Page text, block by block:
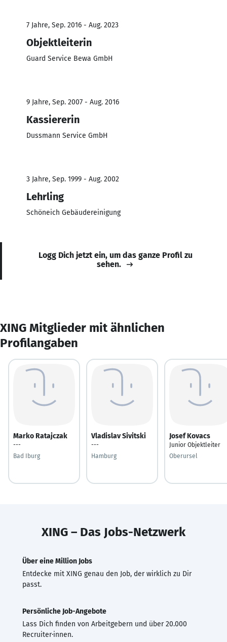
7 Jahre, Sep. 2016 - Aug. 2023
Objektleiterin
Guard Service Bewa GmbH
9 Jahre, Sep. 2007 - Aug. 2016
Kassiererin
Dussmann Service GmbH
3 Jahre, Sep. 1999 - Aug. 2002
Lehrling
Schöneich Gebäudereinigung
Logg Dich jetzt ein, um das ganze Profil zu
sehen.
XING Mitglieder mit ähnlichen
Profilangaben
Marko Ratajczak
---
Bad Iburg
Vladislav Sivitski
---
Hamburg
Josef Kovacs
Junior Objektleiter
Oberursel
XING – Das Jobs-Netzwerk
Über eine Million Jobs
Entdecke mit XING genau den Job, der wirklich zu Dir
passt.
Persönliche Job-Angebote
Lass Dich finden von Arbeitgebern und über 20.000
Recruiter·innen.